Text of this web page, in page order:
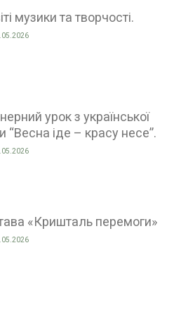
музики та творчості.
урок з української
“Весна іде – красу несе”.
«Кришталь перемоги»